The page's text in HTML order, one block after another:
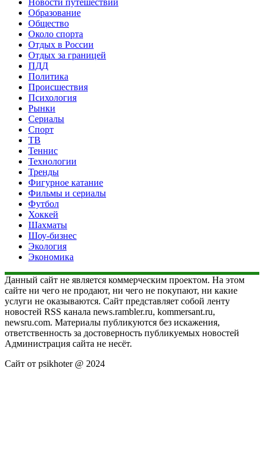
Образование
Общество
Около спорта
Отдых в России
Отдых за границей
ПДД
Политика
Происшествия
Психология
Рынки
Сериалы
Спорт
ТВ
Теннис
Технологии
Тренды
Фигурное катание
Фильмы и сериалы
Футбол
Хоккей
Шахматы
Шоу-бизнес
Экология
Экономика
Данный сайт не является коммерческим проектом. На этом
сайте ни чего не продают, ни чего не покупают, ни какие
услуги не оказываются. Сайт представляет собой ленту
новостей RSS канала news.rambler.ru, kommersant.ru,
newsru.com. Материалы публикуются без искажения,
ответственность за достоверность публикуемых новостей
Администрация сайта не несёт.
Сайт от psikhoter @ 2024